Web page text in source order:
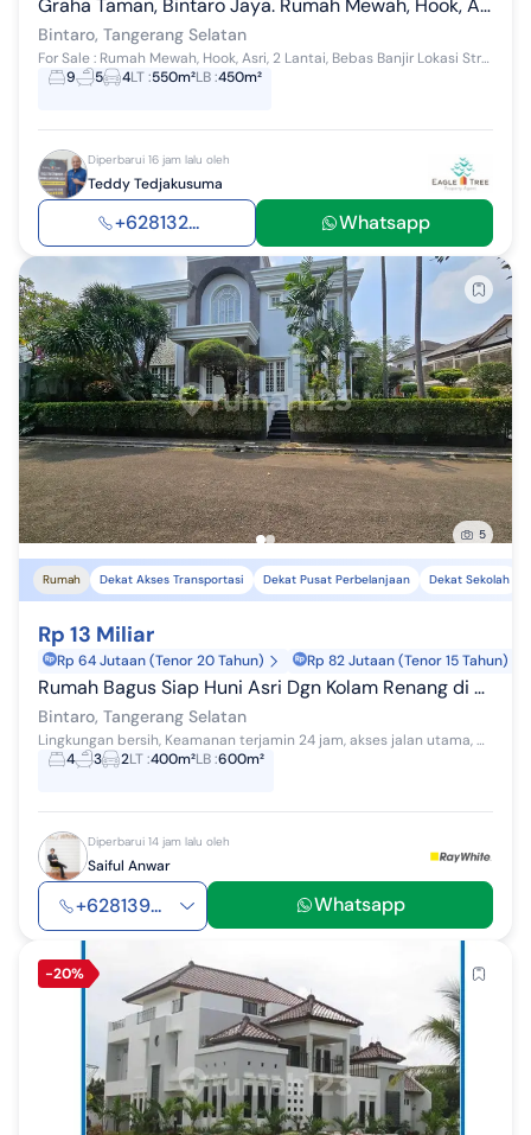
Bintaro, Tangerang Selatan
For Sale : Rumah Mewah, Hook, Asri, 2 Lantai, Bebas Banjir Lokasi Strategis dan Premium : Graha Taman, Bintaro Jaya, Tangerang Selatan. Spesifika...
9
5 4LT:550m²LB:450m²
Diperbarui 16 jam lalu oleh
Teddy Tedjakusuma
+628132... Whatsapp
5
Rumah Dekat Akses Transportasi Dekat Pusat Perbelanjaan Dekat Sekolah
Rp 13 Miliar
Rp 64 Jutaan (Tenor 20 Tahun) Rp 82 Jutaan (Tenor 15 Tahun)
Rumah Bagus Siap Huni Asri Dgn Kolam Renang di Graha Taman, Bintaro Jaya Sektor 9
Bintaro, Tangerang Selatan
Lingkungan bersih, Keamanan terjamin 24 jam, akses jalan utama, bebas banjir, lokasi strategis dekat dgn : - Pusat Perbelanjaan : BX Mall, Lotte...
4
3 2LT:400m²LB:600m²
Diperbarui 14 jam lalu oleh
Saiful Anwar
+628139... Whatsapp
-20%